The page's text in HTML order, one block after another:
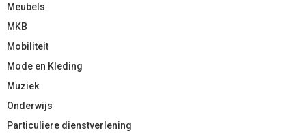
Meubels
MKB
Mobiliteit
Mode en Kleding
Muziek
Onderwijs
Particuliere dienstverlening